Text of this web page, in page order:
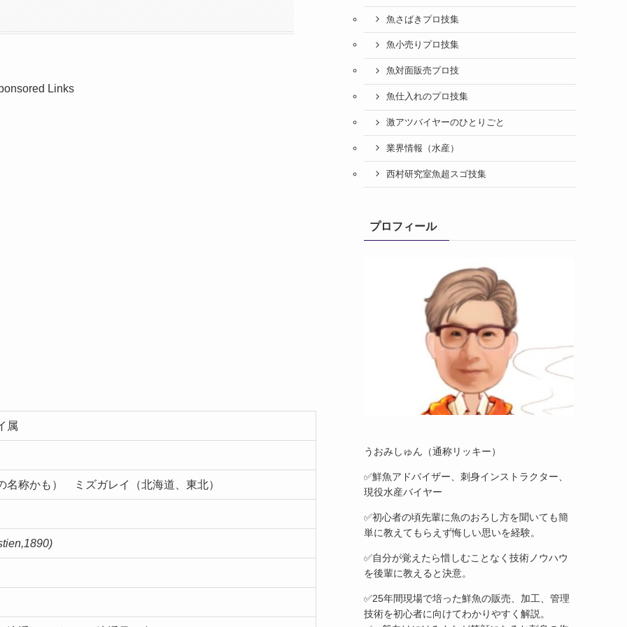
Links
科ムシガレイ属
名称かも） ミズガレイ（北海道、東北）
魚さばきプロ技集
魚小売りプロ技集
魚対面販売プロ技
魚仕入れのプロ技集
激アツバイヤーのひとりごと
業界情報（水産）
西村研究室魚超スゴ技集
プロフィール
うおみしゅん（通称リッキー）
✅鮮魚アドバイザー、刺身インストラクター、
現役水産バイヤー
✅初心者の頃先輩に魚のおろし方を聞いても簡
単に教えてもらえず悔しい思いを経験。
✅自分が覚えたら惜しむことなく技術ノウハウ
を後輩に教えると決意。
✅25年間現場で培った鮮魚の販売、加工、管理
技術を初心者に向けてわかりやすく解説。